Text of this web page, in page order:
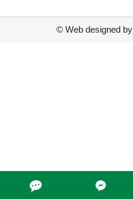
© Web designed by